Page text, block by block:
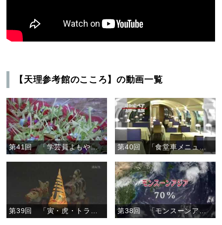
【天理参考館のこころ】の動画一覧
第41回 「学芸員よもやま話」
第38回 「モンスーンアジアの竹文化」